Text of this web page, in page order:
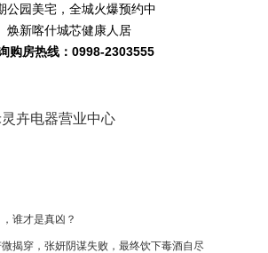
公园美宅，全城火爆预约中
焕新喀什城芯健康人居
购房热线：0998-2303555
卉电器营业中心
谁才是真凶？
揭穿，张妍阴谋失败，最终饮下毒酒自尽